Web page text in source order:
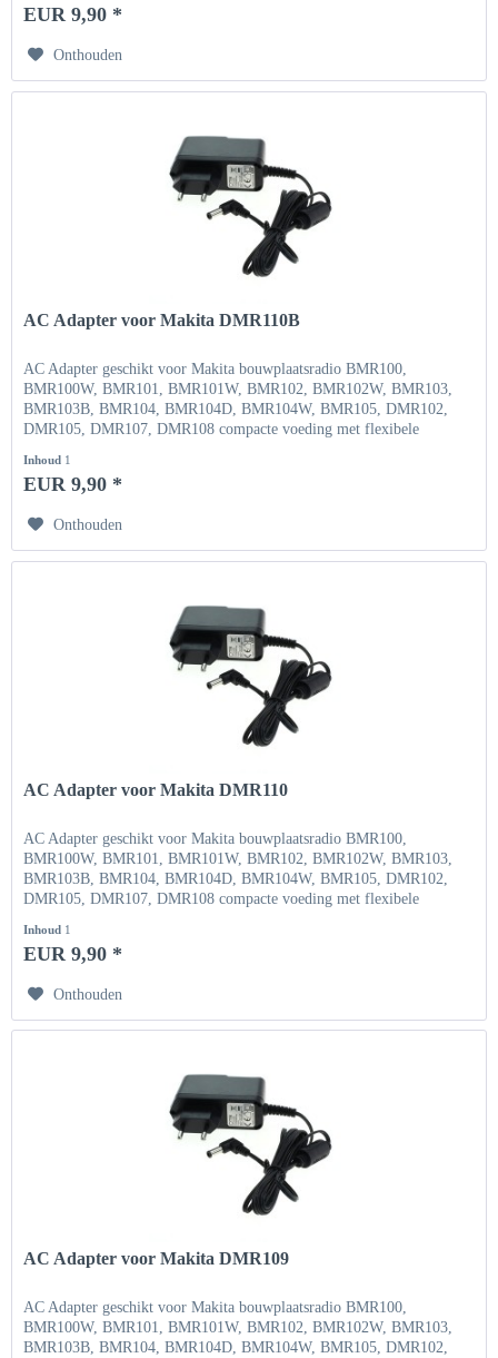
EUR 9,90 *
Onthouden
AC Adapter voor Makita DMR110B
AC Adapter geschikt voor Makita bouwplaatsradio BMR100,
BMR100W, BMR101, BMR101W, BMR102, BMR102W, BMR103,
BMR103B, BMR104, BMR104D, BMR104W, BMR105, DMR102,
DMR105, DMR107, DMR108 compacte voeding met flexibele
Inhoud 1
EUR 9,90 *
Onthouden
AC Adapter voor Makita DMR110
AC Adapter geschikt voor Makita bouwplaatsradio BMR100,
BMR100W, BMR101, BMR101W, BMR102, BMR102W, BMR103,
BMR103B, BMR104, BMR104D, BMR104W, BMR105, DMR102,
DMR105, DMR107, DMR108 compacte voeding met flexibele
Inhoud 1
EUR 9,90 *
Onthouden
AC Adapter voor Makita DMR109
AC Adapter geschikt voor Makita bouwplaatsradio BMR100,
BMR100W, BMR101, BMR101W, BMR102, BMR102W, BMR103,
BMR103B, BMR104, BMR104D, BMR104W, BMR105, DMR102,